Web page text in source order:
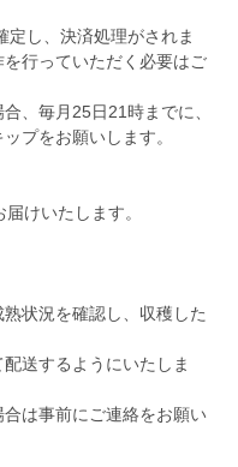
し、決済処理がされま
行っていただく必要はご
、毎月25日21時までに、
プをお願いします。
けいたします。
状況を確認し、収穫した
送するようにいたしま
は事前にご連絡をお願い